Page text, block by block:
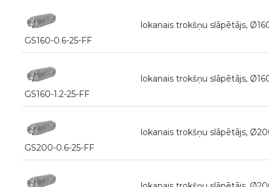
GS160-0.6-25-FF
lokanais trokšņu slāpētājs,
GS160-1.2-25-FF
lokanais trokšņu slāpētājs,
GS200-0.6-25-FF
lokanais trokšņu slāpētājs,